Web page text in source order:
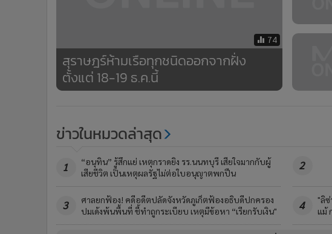
74
สุราษฎร์ห้ามเรือทุกชนิดออกจากฝั่ง
ตั้งแต่ 18-19 ธ.ค.นี้
ข่าวในหมวดล่าสุด
1
“อนุทิน” รู้สึกแย่ เหตุกราดยิง รร.นนทบุรี เสียใจมากกับผู้
เสียชีวิต เป็นเหตุผลรัฐไม่ต่อใบอนุญาตพกปืน
2
3
ศาลยกฟ้อง! คดีอดีตปลัดจังหวัดภูเก็ตฟ้องอธิบดีปกครอง
ปมเด้งพ้นพื้นที่ ชี้ทำถูกระเบียบ เหตุมีข้อหา “เรียกรับเงิน"
4
"ลิ
แม้